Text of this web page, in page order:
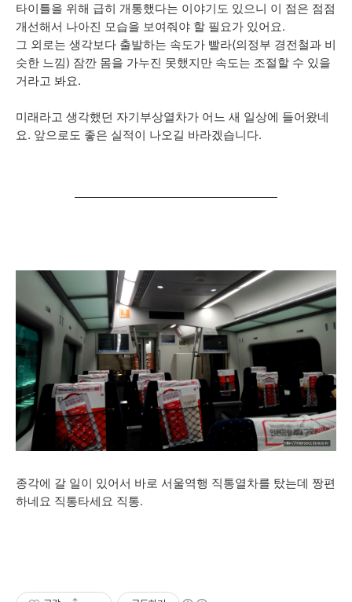
타이틀을 위해 급히 개통했다는 이야기도 있으니 이 점은 점점
개선해서 나아진 모습을 보여줘야 할 필요가 있어요.
그 외로는 생각보다 출발하는 속도가 빨라(의정부 경전철과 비
슷한 느낌) 잠깐 몸을 가누진 못했지만 속도는 조절할 수 있을
거라고 봐요.
미래라고 생각했던 자기부상열차가 어느 새 일상에 들어왔네
요. 앞으로도 좋은 실적이 나오길 바라겠습니다.
종각에 갈 일이 있어서 바로 서울역행 직통열차를 탔는데 짱편
하네요 직통타세요 직통.